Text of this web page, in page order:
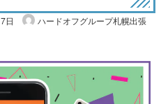
日
ハードオフグループ札幌出張